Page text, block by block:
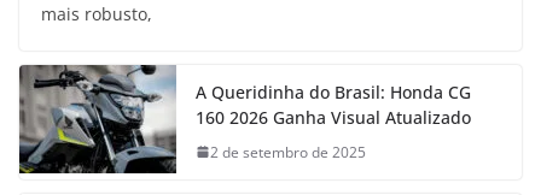
mais robusto,
A Queridinha do Brasil: Honda CG
160 2026 Ganha Visual Atualizado
2 de setembro de 2025